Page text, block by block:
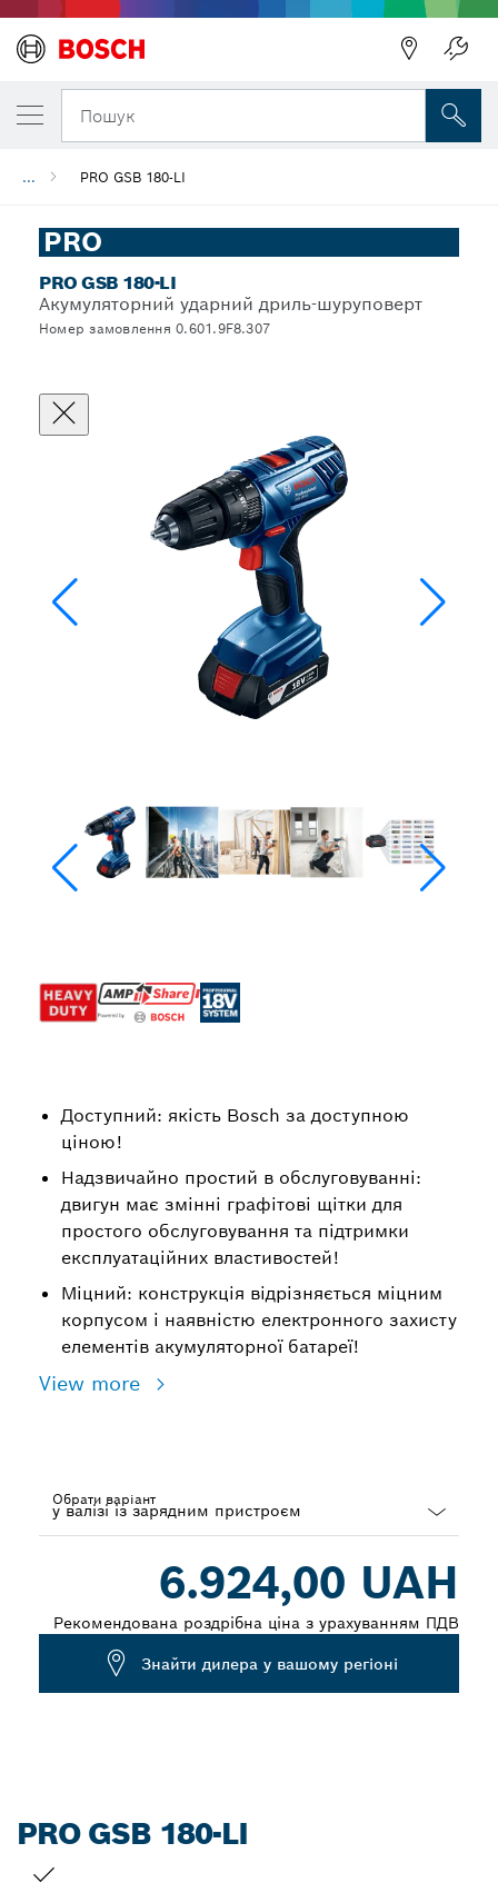
Пошук
... PRO GSB 180-LI
PRO
PRO GSB 180-LI
Акумуляторний ударний дриль-шуруповерт
Номер замовлення 0.601.9F8.307
Доступний: якість Bosch за доступною
ціною!
Надзвичайно простий в обслуговуванні:
двигун має змінні графітові щітки для
простого обслуговування та підтримки
експлуатаційних властивостей!
Міцний: конструкція відрізняється міцним
корпусом і наявністю електронного захисту
елементів акумуляторної батареї!
View more
Обрати варіант
6.924,00 UAH
Рекомендована роздрібна ціна з урахуванням ПДВ
Знайти дилера у вашому регіоні
PRO GSB 180-LI